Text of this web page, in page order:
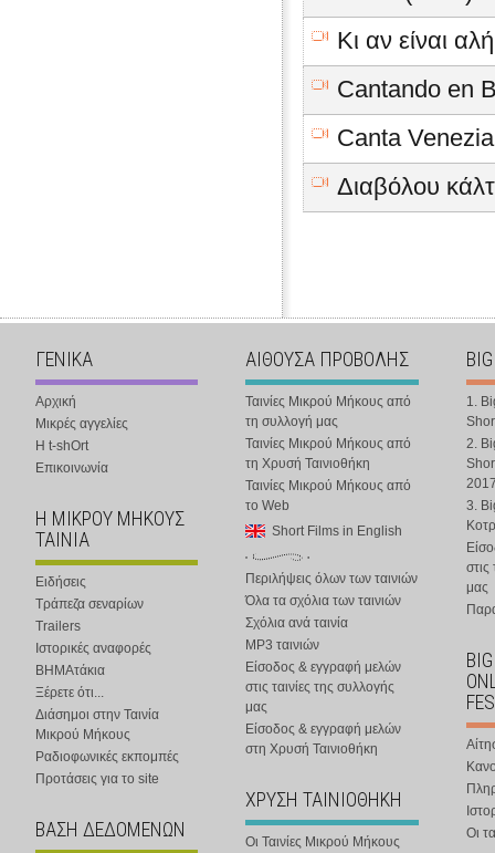
Κι αν είναι
Cantando en
Canta
Διαβόλου
ΓΕΝΙΚΑ
Αρχική
Μικρές αγγελίες
Η t-shOrt
Επικοινωνία
Η ΜΙΚΡΟΥ ΜΗΚΟΥΣ
ΤΑΙΝΙΑ
Ειδήσεις
Τράπεζα σεναρίων
Trailers
Ιστορικές αναφορές
ΒΗΜΑτάκια
Ξέρετε ότι...
Διάσημοι στην Ταινία
Μικρού Μήκους
Ραδιοφωνικές εκπομπές
Προτάσεις για το site
ΒΑΣΗ ΔΕΔΟΜΕΝΩΝ
ΑΙΘΟΥΣΑ ΠΡΟΒΟΛΗΣ
Ταινίες Μικρού Μήκους από
τη συλλογή μας
Ταινίες Μικρού Μήκους από
τη Χρυσή Ταινιοθήκη
Ταινίες Μικρού Μήκους από
το Web
Short Films in English
Περιλήψεις όλων των ταινιών
Όλα τα σχόλια των ταινιών
Σχόλια ανά ταινία
MP3 ταινιών
Είσοδος & εγγραφή μελών
στις ταινίες της συλλογής
μας
Είσοδος & εγγραφή μελών
στη Χρυσή Ταινιοθήκη
ΧΡΥΣΗ ΤΑΙΝΙΟΘΗΚΗ
Οι Ταινίες Μικρού Μήκους
1.
2.
3.
στις
μας
Οι